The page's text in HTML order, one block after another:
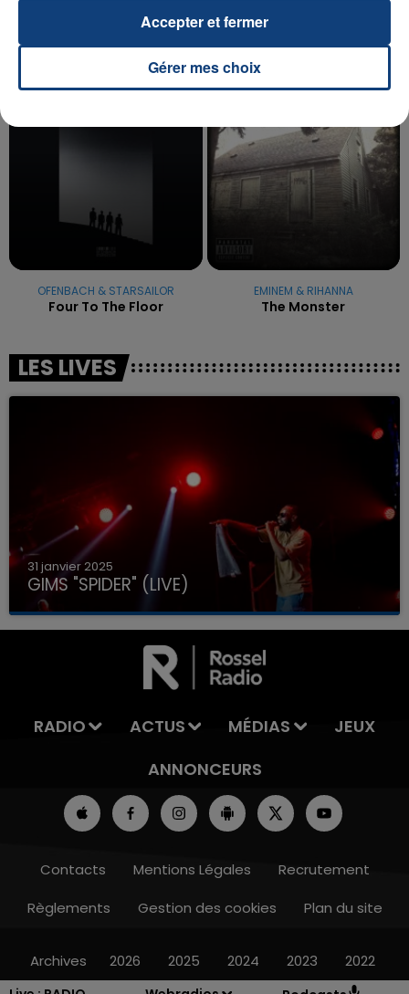
reconnu sa responsabilité et présenté ses
TITRES DIFFUSÉS
OFENBACH & STARSAILOR
Four To The Floor
EMINEM & RIHANNA
The Monster
LES LIVES
31 janvier 2025
GIMS "SPIDER" (LIVE)
RADIO ACTUS MÉDIAS
JEUX
ANNONCEURS
Contacts Mentions Légales
Recrutement
Règlements
Gestion des cookies Plan du site
Archives 2026 2025 2024 2023 2022
Gérer mes choix
Accepter et fermer